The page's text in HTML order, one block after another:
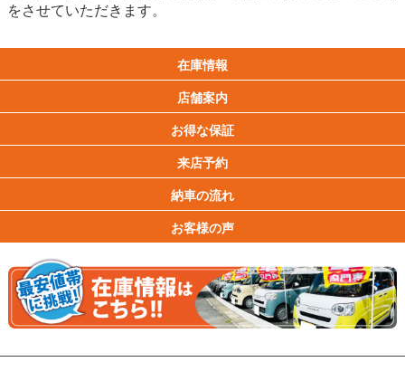
をさせていただきます。
在庫情報
店舗案内
お得な保証
来店予約
納車の流れ
お客様の声